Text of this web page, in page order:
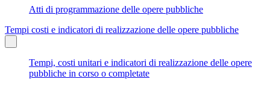
Atti di programmazione delle opere pubbliche
Tempi costi e indicatori di realizzazione delle opere pubbliche
Tempi, costi unitari e indicatori di realizzazione delle opere
pubbliche in corso o completate